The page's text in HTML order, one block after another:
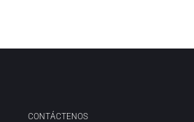
CONTÁCTENOS